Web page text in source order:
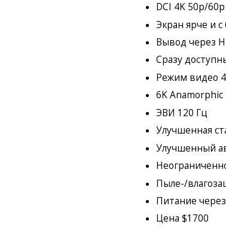
DCI 4K 50p/
Экран ярче и
Вывод через
Сразу
Режим видео
6K
ЭВИ 120 Гц
Улучшенная
Улучшенный
Пыле-/
Питание через
Цена $1700